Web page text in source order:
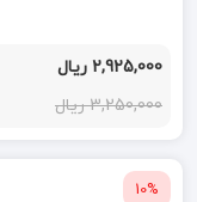
2,925,000 ریال
3,250,000 ریال
10%